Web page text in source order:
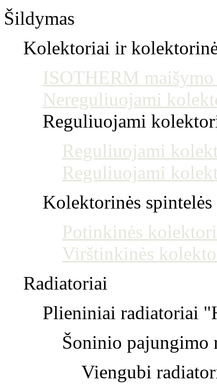
Šildymas
Kolektoriai ir
ISOTHERM
Nereguliuojami
Reguliuojami
Reguliuojami
Reguliuojami
Kolektorinės spintelės
Potinkinės
Virštinkinės
Radiatoriai
Plieniniai radiatoriai
Šoninio pajungimo
Viengubi